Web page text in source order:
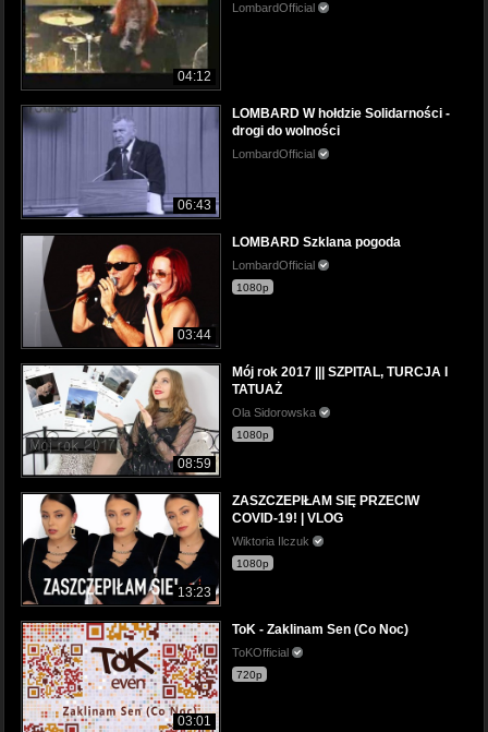
04:12
LombardOfficial
06:43
LOMBARD W hołdzie Solidarności -
drogi do wolności
LombardOfficial
03:44
LOMBARD Szklana pogoda
LombardOfficial
1080p
08:59
Mój rok 2017 ||| SZPITAL, TURCJA I
TATUAŻ
Ola Sidorowska
1080p
13:23
ZASZCZEPIŁAM SIĘ PRZECIW
COVID-19! | VLOG
Wiktoria Ilczuk
1080p
03:01
ToK - Zaklinam Sen (Co Noc)
ToKOfficial
720p